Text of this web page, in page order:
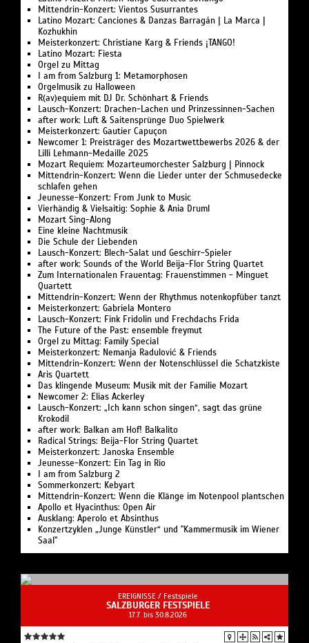
Mittendrin-Konzert: Vientos Susurrantes
Latino Mozart: Canciones & Danzas Barragán | La Marca |
Kozhukhin
Meisterkonzert: Christiane Karg & Friends ¡TANGO!
Latino Mozart: Fiesta
Orgel zu Mittag
I am from Salzburg 1: Metamorphosen
Orgelmusik zu Halloween
R(av)equiem mit DJ Dr. Schönhart & Friends
Lausch-Konzert: Drachen-Lachen und Prinzessinnen-Sachen
after work: Luft & Saitensprünge Duo Spielwerk
Meisterkonzert: Gautier Capuçon
Newcomer 1: Preisträger des Mozartwettbewerbs 2026 & der
Lilli Lehmann-Medaille 2025
Mozart Requiem: Mozarteumorchester Salzburg | Pinnock
Mittendrin-Konzert: Wenn die Lieder unter der Schmusedecke
schlafen gehen
Jeunesse-Konzert: From Junk to Music
Vierhändig & Vielsaitig: Sophie & Ania Druml
Mozart Sing-Along
Eine kleine Nachtmusik
Die Schule der Liebenden
Lausch-Konzert: Blech-Salat und Geschirr-Spieler
after work: Sounds of the World Beija-Flor String Quartet
Zum Internationalen Frauentag: Frauenstimmen - Minguet
Quartett
Mittendrin-Konzert: Wenn der Rhythmus notenkopfüber tanzt
Meisterkonzert: Gabriela Montero
Lausch-Konzert: Fink Fridolin und Frechdachs Frida
The Future of the Past: ensemble freymut
Orgel zu Mittag: Family Special
Meisterkonzert: Nemanja Radulović & Friends
Mittendrin-Konzert: Wenn der Notenschlüssel die Schatzkiste
Aris Quartett
Das klingende Museum: Musik mit der Familie Mozart
Newcomer 2: Elias Ackerley
Lausch-Konzert: „Ich kann schon singen“, sagt das grüne
Krokodil
after work: Balkan am Hof! Balkalito
Radical Strings: Beija-Flor String Quartet
Meisterkonzert: Janoska Ensemble
Jeunesse-Konzert: Ein Tag in Rio
I am from Salzburg 2
Sommerkonzert: Kebyart
Mittendrin-Konzert: Wenn die Klänge im Notenpool plantschen
Apollo et Hyacinthus: Open Air
Ausklang: Aperolo et Absinthus
Konzertzyklen „Junge Künstler“ und "Kammermusik im Wiener
Saal"
EREIGNISSE / Festspiele
SALZBURGER FESTSPIELE
17.7. bis 30.8.2026